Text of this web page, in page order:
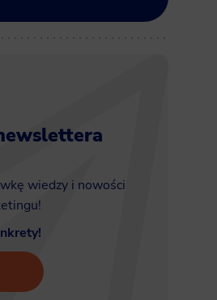
wiedzy i nowości